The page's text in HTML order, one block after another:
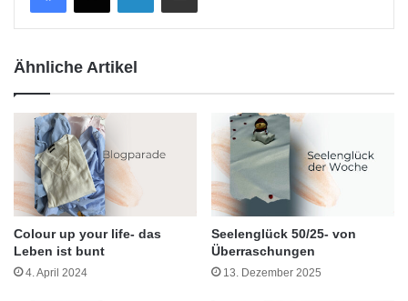
Ähnliche Artikel
Colour up your life- das
Leben ist bunt
4. April 2024
Seelenglück 50/25- von
Überraschungen
13. Dezember 2025